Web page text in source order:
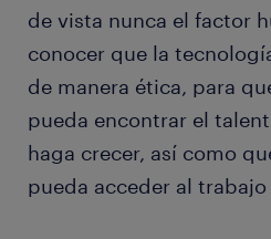
de vista nunca el factor
conocer que la
de manera ética, para
pueda encontrar el
haga crecer, así como
pueda acceder al trabajo